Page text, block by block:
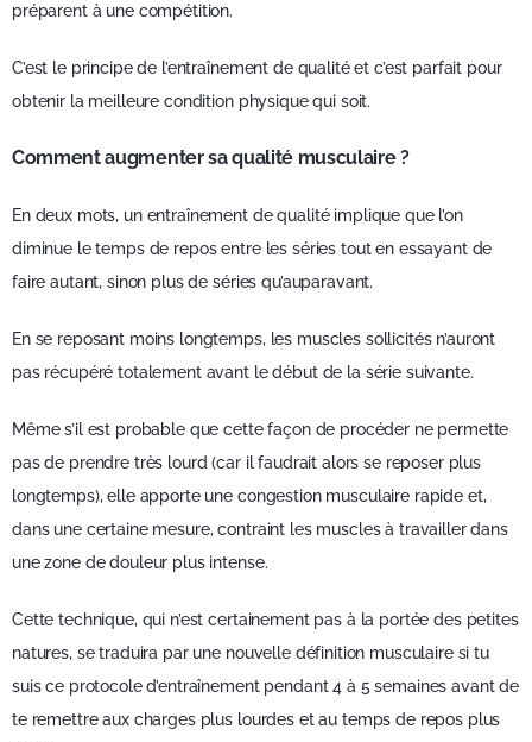
préparent à une compétition.
C’est le principe de l’entraînement de qualité et c’est parfait pour
obtenir la meilleure condition physique qui soit.
Comment augmenter sa qualité musculaire ?
En deux mots, un entraînement de qualité implique que l’on
diminue le temps de repos entre les séries tout en essayant de
faire autant, sinon plus de séries qu’auparavant.
En se reposant moins longtemps, les muscles sollicités n’auront
pas récupéré totalement avant le début de la série suivante.
Même s’il est probable que cette façon de procéder ne permette
pas de prendre très lourd (car il faudrait alors se reposer plus
longtemps), elle apporte une congestion musculaire rapide et,
dans une certaine mesure, contraint les muscles à travailler dans
une zone de douleur plus intense.
Cette technique, qui n’est certainement pas à la portée des petites
natures, se traduira par une nouvelle définition musculaire si tu
suis ce protocole d’entraînement pendant 4 à 5 semaines avant de
te remettre aux charges plus lourdes et au temps de repos plus